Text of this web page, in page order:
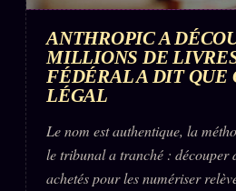
ANTHROPIC A
MILLIONS DE
FÉDÉRAL A DIT QUE
LÉGAL
Le nom est authentique, la
le tribunal a tranché : découper
achetés pour les numériser